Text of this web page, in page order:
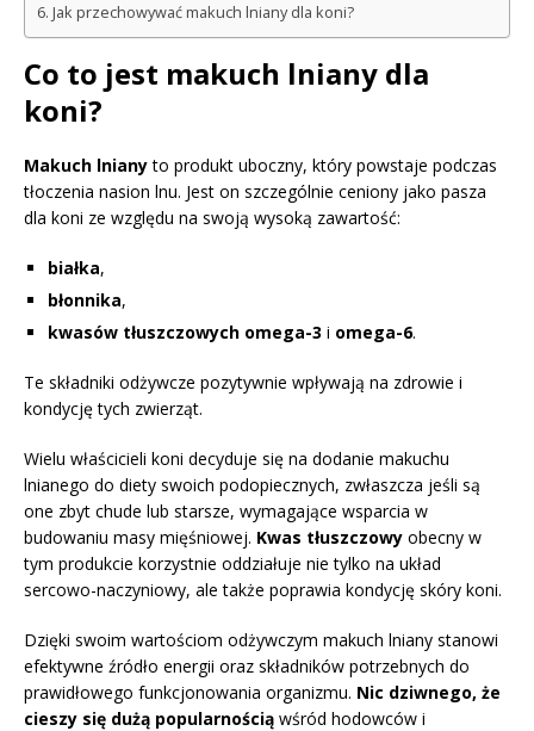
Jak przechowywać makuch lniany dla koni?
Co to jest makuch lniany dla
koni?
Makuch lnianyto produkt uboczny, który powstaje podczas
tłoczenia nasion lnu. Jest on szczególnie ceniony jako pasza
dla koni ze względu na swoją wysoką zawartość:
białka,
błonnika,
kwasów tłuszczowych omega-3 i omega-6.
Te składniki odżywcze pozytywnie wpływają na zdrowie i
kondycję tych zwierząt.
Wielu właścicieli koni decyduje się na dodanie makuchu
lnianego do diety swoich podopiecznych, zwłaszcza jeśli są
one zbyt chude lub starsze, wymagające wsparcia w
budowaniu masy mięśniowej. Kwas tłuszczowy obecny w
tym produkcie korzystnie oddziałuje nie tylko na układ
sercowo-naczyniowy, ale także poprawia kondycję skóry koni.
Dzięki swoim wartościom odżywczym makuch lniany stanowi
efektywne źródło energii oraz składników potrzebnych do
prawidłowego funkcjonowania organizmu. Nic dziwnego, że
cieszy się dużą popularnością wśród hodowców i